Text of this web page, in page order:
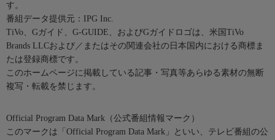
す。
番組データ提供元：IPG Inc.
TiVo、Gガイド、G-GUIDE、およびGガイドロゴは、米国TiVo
Brands LLCおよび／またはその関連会社の日本国内における商標ま
たは登録商標です。
このホームページに掲載している記事・写真等あらゆる素材の無断
複写・転載を禁じます。
Official Program Data Mark（公式番組情報マーク）
このマークは「Official Program Data Mark」といい、テレビ番組の公